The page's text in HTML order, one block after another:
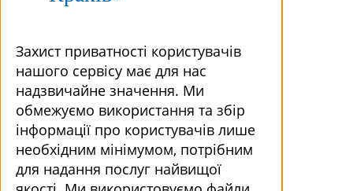
Захист приватності користувачів
нашого сервісу має для нас
надзвичайне значення. Ми
обмежуємо використання та збір
інформації про користувачів лише
необхідним мінімумом, потрібним
для надання послуг найвищої